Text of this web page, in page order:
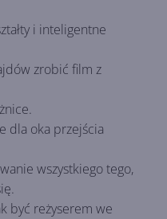
i inteligentne
zrobić film z
dla oka przejścia
wszystkiego tego,
być reżyserem we